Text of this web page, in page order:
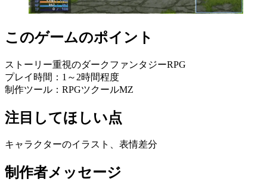
このゲームのポイント
ストーリー重視のダークファンタジーRPG
プレイ時間：1～2時間程度
制作ツール：RPGツクールMZ
注目してほしい点
キャラクターのイラスト、表情差分
制作者メッセージ